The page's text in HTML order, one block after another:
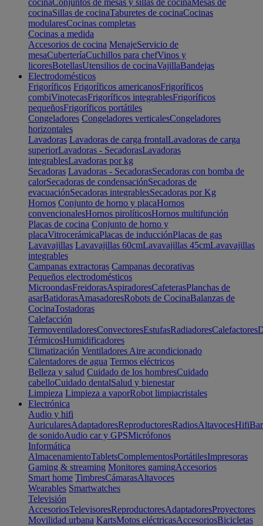
cocinaConjuntos de mesas y sillas de cocina Mesas de
cocinaSillas de cocinaTaburetes de cocinaCocinas
modularesCocinas completas
Cocinas a medida
Accesorios de cocina MenajeServicio de
mesaCuberteríaCuchillos para chefVinos y
licoresBotellasUtensilios de cocinaVajillaBandejas
Electrodomésticos
Frigoríficos Frigoríficos americanosFrigoríficos
combiVinotecasFrigoríficos integrablesFrigoríficos
pequeñosFrigoríficos portátiles
Congeladores Congeladores verticalesCongeladores
horizontales
Lavadoras Lavadoras de carga frontalLavadoras de carga
superiorLavadoras - SecadorasLavadoras
integrablesLavadoras por kg
Secadoras Lavadoras - SecadorasSecadoras con bomba de
calorSecadoras de condensaciónSecadoras de
evacuaciónSecadoras integrablesSecadoras por Kg
Hornos Conjunto de horno y placaHornos
convencionalesHornos pirolíticosHornos multifunción
Placas de cocina Conjunto de horno y
placaVitrocerámicaPlacas de inducciónPlacas de gas
Lavavajillas Lavavajillas 60cmLavavajillas 45cmLavavajillas
integrables
Campanas extractoras Campanas decorativas
Pequeños electrodomésticos
MicroondasFreidorasAspiradoresCafeterasPlanchas de
asarBatidorasAmasadoresRobots de CocinaBalanzas de
CocinaTostadoras
Calefacción
TermoventiladoresConvectoresEstufasRadiadoresCalefactores
TérmicosHumidificadores
Climatización Ventiladores Aire acondicionado
Calentadores de agua Termos eléctricos
Belleza y salud Cuidado de los hombresCuidado
cabelloCuidado dentalSalud y bienestar
Limpieza Limpieza a vaporRobot limpiacristales
Electrónica
Audio y hifi
AuricularesAdaptadoresReproductoresRadiosAltavocesHifi
de sonidoAudio car y GPSMicrófonos
Informática
AlmacenamientoTabletsComplementosPortátilesImpresoras
Gaming & streaming Monitores gamingAccesorios
Smart home TimbresCámarasAltavoces
Wearables Smartwatches
Televisión
AccesoriosTelevisoresReproductoresAdaptadoresProyectores
Movilidad urbana KartsMotos eléctricasAccesoriosBicicletas